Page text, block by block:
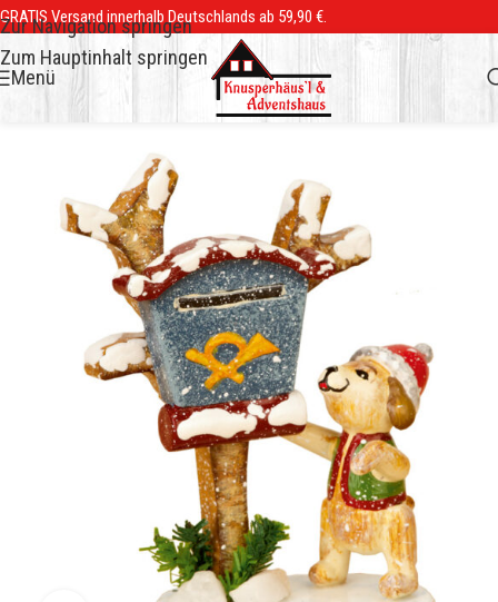
Zur Navigation springen
Zum Hauptinhalt springen
GRATIS Versand innerhalb Deutschlands ab 59,90 €.
Menü